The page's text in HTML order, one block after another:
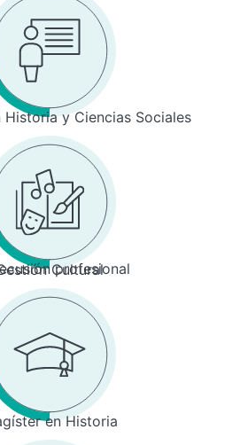
Historia y Ciencias Sociales
profesional
Cultural
en Historia